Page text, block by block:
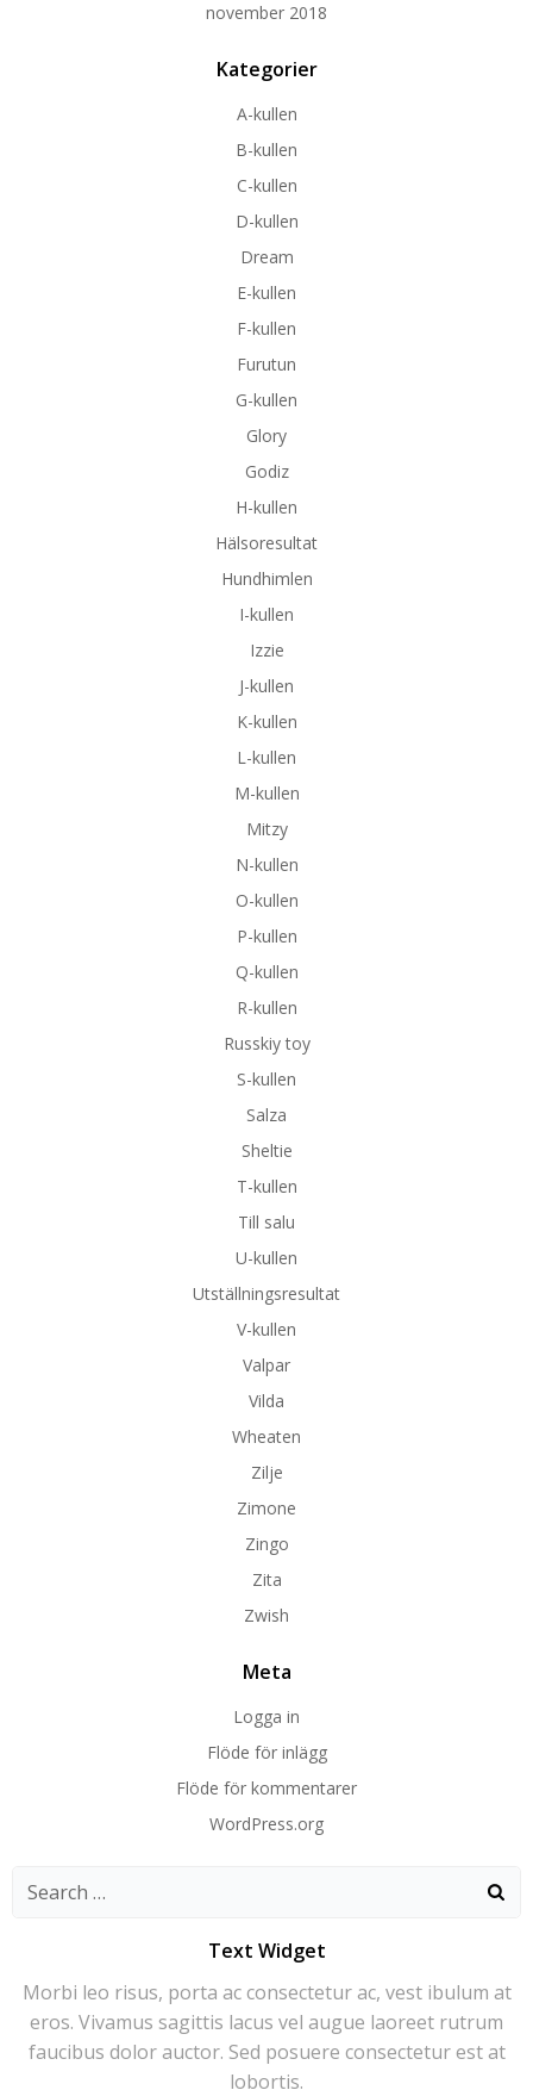
november 2018
Kategorier
A-kullen
B-kullen
C-kullen
D-kullen
Dream
E-kullen
F-kullen
Furutun
G-kullen
Glory
Godiz
H-kullen
Hälsoresultat
Hundhimlen
I-kullen
Izzie
J-kullen
K-kullen
L-kullen
M-kullen
Mitzy
N-kullen
O-kullen
P-kullen
Q-kullen
R-kullen
Russkiy toy
S-kullen
Salza
Sheltie
T-kullen
Till salu
U-kullen
Utställningsresultat
V-kullen
Valpar
Vilda
Wheaten
Zilje
Zimone
Zingo
Zita
Zwish
Meta
Logga in
Flöde för inlägg
Flöde för kommentarer
WordPress.org
Search
Text Widget
Morbi leo risus, porta ac consectetur ac, vest ibulum at
eros. Vivamus sagittis lacus vel augue laoreet rutrum
faucibus dolor auctor. Sed posuere consectetur est at
lobortis.